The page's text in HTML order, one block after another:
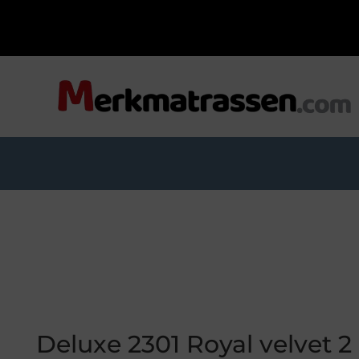
Deluxe 2301 Royal velvet 2